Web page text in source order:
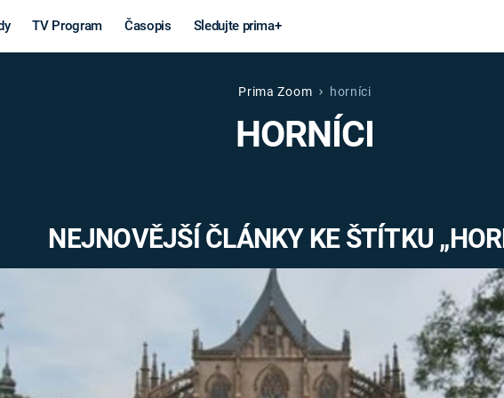
TV Program Časopis Sledujte prima+
EGYPT
Věda a
technika
MARS
VÁLEČNÉ
Záhady a
Prima Zoom horníci
HORNÍCI
NEJNOVĚJŠÍ ČLÁNKY KE ŠTÍTKU